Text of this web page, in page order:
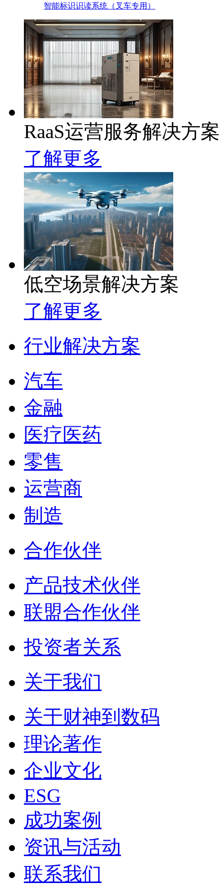
智能标识识读系统（叉车专用）
RaaS运营服务解决方案
了解更多
低空场景解决方案
了解更多
行业解决方案
汽车
金融
医疗医药
零售
运营商
制造
合作伙伴
产品技术伙伴
联盟合作伙伴
投资者关系
关于我们
关于财神到数码
理论著作
企业文化
ESG
成功案例
资讯与活动
联系我们